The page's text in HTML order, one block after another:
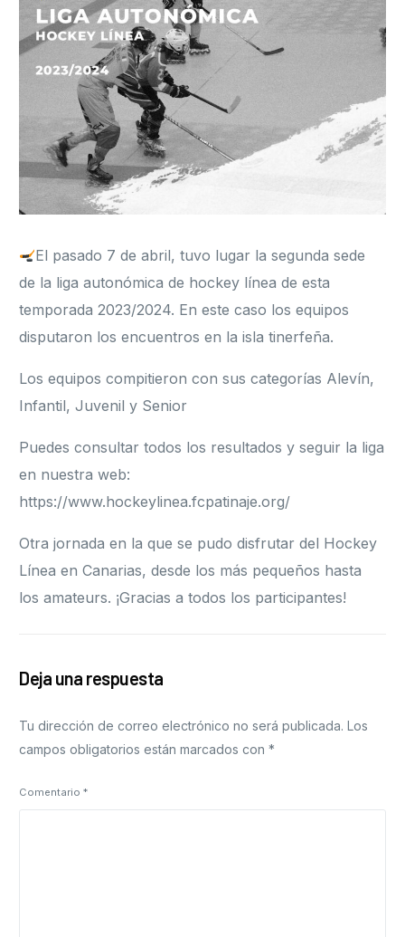
El pasado 7 de abril, tuvo lugar la segunda sede
de la liga autonómica de hockey línea de esta
temporada 2023/2024. En este caso los equipos
disputaron los encuentros en la isla tinerfeña.
Los equipos compitieron con sus categorías Alevín,
Infantil, Juvenil y Senior
Puedes consultar todos los resultados y seguir la liga
en nuestra web:
https://www.hockeylinea.fcpatinaje.org/
Otra jornada en la que se pudo disfrutar del Hockey
Línea en Canarias, desde los más pequeños hasta
los amateurs. ¡Gracias a todos los participantes!
Deja una respuesta
Tu dirección de correo electrónico no será publicada. Los
campos obligatorios están marcados con*
Comentario*
Formación